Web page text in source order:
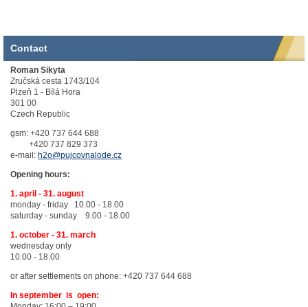
Contact
Roman Sikyta
Zručská cesta 1743/104
Plzeň 1 - Bílá Hora
301 00
Czech Republic
gsm: +420 737 644 688
+420 737 829 373
e-mail: h2o@pujcovnalode.cz
Opening hours:
1. april - 31. august
monday - friday 10.00 - 18.00
saturday - sunday 9.00 - 18.00
1. october - 31. march
wednesday only
10.00 - 18.00
or after settlements on phone: +420 737 644 688
In september is open: